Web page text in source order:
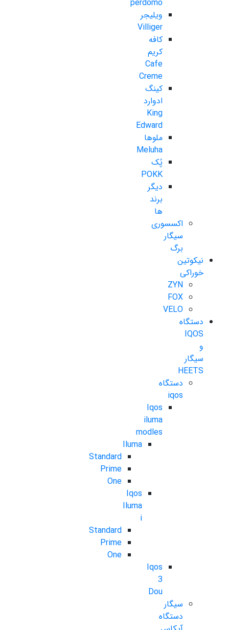
perdomo
ویلیجر
Villiger
کافه
کریم
Cafe
Creme
کینگ
ادوارد
King
Edward
ملوها
Meluha
پُک
POKK
دیگر
برند
ها
اکسسوری
سیگار
برگ
نیکوتین
خوراکی
ZYN
FOX
VELO
دستگاه
IQOS
و
سیگار
HEETS
دستگاه
iqos
Iqos
iluma
modles
Iluma
Standard
Prime
One
Iqos
Iluma
i
Standard
Prime
One
Iqos
3
Dou
سیگار
دستگاه